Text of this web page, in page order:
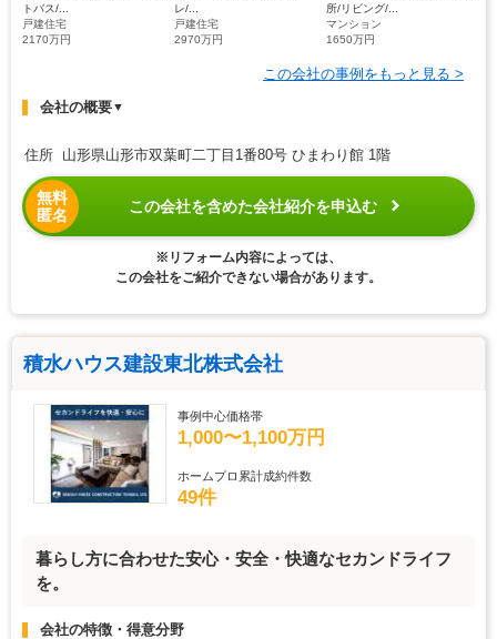
トバス/...
戸建住宅
2170万円
レ/...
戸建住宅
2970万円
所/リビング/...
マンション
1650万円
この会社の事例をもっと見る >
会社の概要▼
住所 山形県山形市双葉町二丁目1番80号 ひまわり館 1階
無料
匿名
この会社を含めた会社紹介を申込む
※リフォーム内容によっては、
この会社をご紹介できない場合があります。
積水ハウス建設東北株式会社
事例中心価格帯
1,000〜1,100万円
ホームプロ累計成約件数
49件
暮らし方に合わせた安心・安全・快適なセカンドライフ
を。
会社の特徴・得意分野